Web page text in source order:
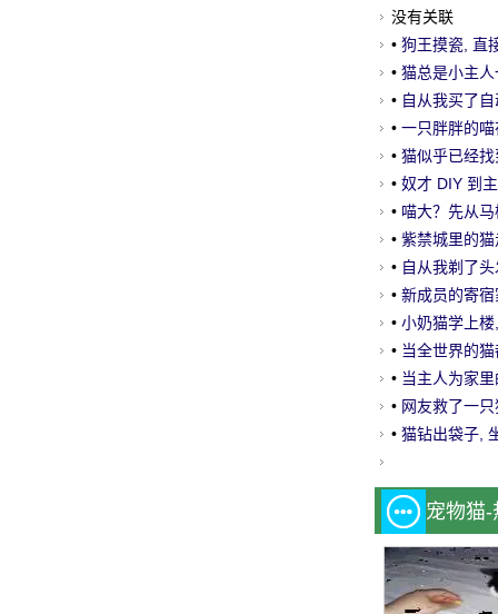
没有关联
• 狗王摸瓷, 直
• 猫总是小主
人笑晕.....。
• 自从我买了
• 一只胖胖的
哈哈
• 猫似乎已经
• 奴才 DIY 到
进去, 这也.....
• 喵大？先从
• 紫禁城里的
一只小猫.....。
• 自从我剃了
• 新成员的寄
和..。
• 小奶猫学上
帮我？
• 当全世界的
• 当主人为家
感觉.....。
• 网友救了一
后.....。
• 猫钻出袋子,
宠物猫